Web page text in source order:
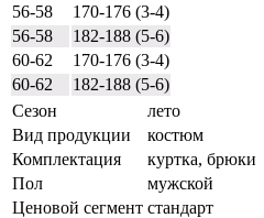
56-58
170-176 (3-4)
56-58
182-188 (5-6)
60-62
170-176 (3-4)
60-62
182-188 (5-6)
Сезон
лето
Вид продукции
костюм
Комплектация
куртка, брюки
Пол
мужской
Ценовой сегмент стандарт